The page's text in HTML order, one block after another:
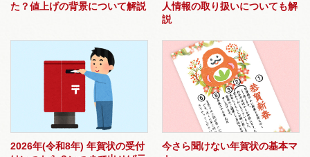
た？値上げの背景について解説
人情報の取り扱いについても解
説
2026年(令和8年) 年賀状の受付
今さら聞けない年賀状の基本マ